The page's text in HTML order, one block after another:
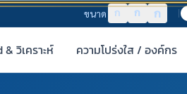
ขนาด ก ก ก
วิเคราะห์ ความโปร่งใส / องค์กร